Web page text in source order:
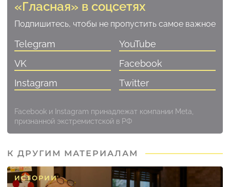
«Гласная» в соцсетях
Подпишитесь, чтобы не пропустить самое важное
Telegram
YouTube
VK
Facebook
Instagram
Twitter
Facebook и Instagram принадлежат компании Meta,
признанной экстремистской в РФ
К ДРУГИМ МАТЕРИАЛАМ
ИСТОРИИ